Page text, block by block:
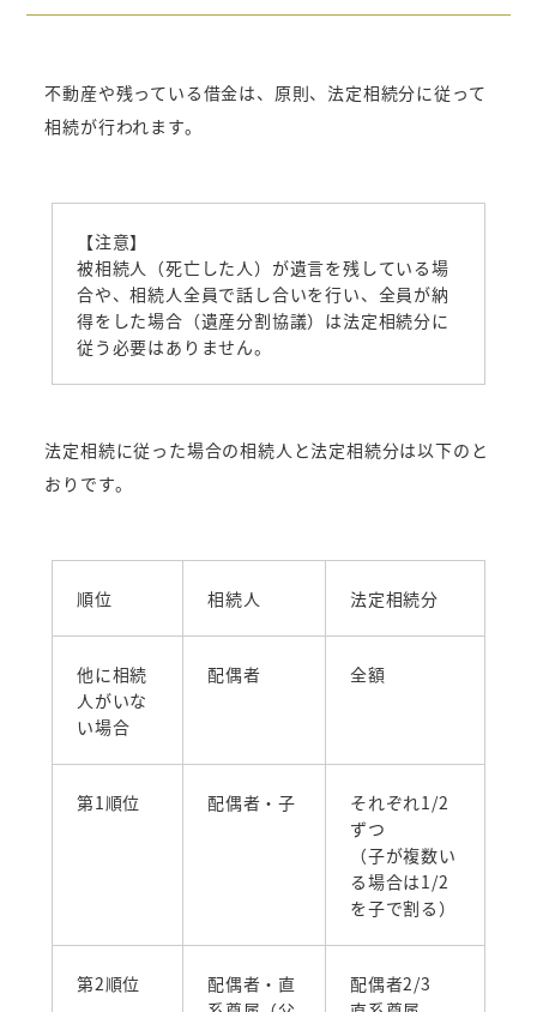
不動産や残っている借金は、原則、法定相続分に従って
相続が行われます。
【注意】
被相続人（死亡した人）が遺言を残している場
合や、相続人全員で話し合いを行い、全員が納
得をした場合（遺産分割協議）は法定相続分に
従う必要はありません。
法定相続に従った場合の相続人と法定相続分は以下のと
おりです。
順位 相続人 法定相続分
他に相続
人がいな
い場合
配偶者 全額
第1順位 配偶者・子
それぞれ1/2
ずつ
（子が複数い
る場合は1/2
を子で割る）
第2順位
配偶者・直
配偶者2/3